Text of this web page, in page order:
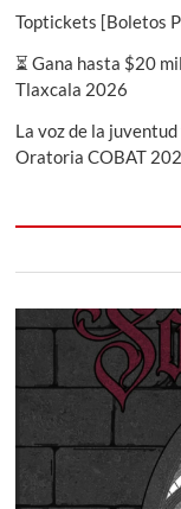
Toptickets [Boletos
⏳ Gana hasta $20
Tlaxcala 2026
La voz de la
Oratoria COBAT